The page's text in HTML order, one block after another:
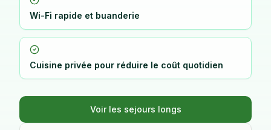
Wi-Fi rapide et buanderie
Cuisine privée pour réduire le coût quotidien
Voir les sejours longs